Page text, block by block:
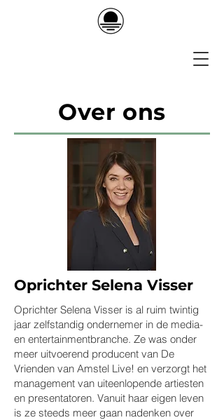
Over ons
Oprichter Selena Visser
Oprichter Selena Visser is al ruim twintig
jaar zelfstandig ondernemer in de media-
en entertainmentbranche. Ze was onder
meer uitvoerend producent van De
Vrienden van Amstel Live! en verzorgt het
management van uiteenlopende artiesten
en presentatoren. Vanuit haar eigen leven
is ze steeds meer gaan nadenken over